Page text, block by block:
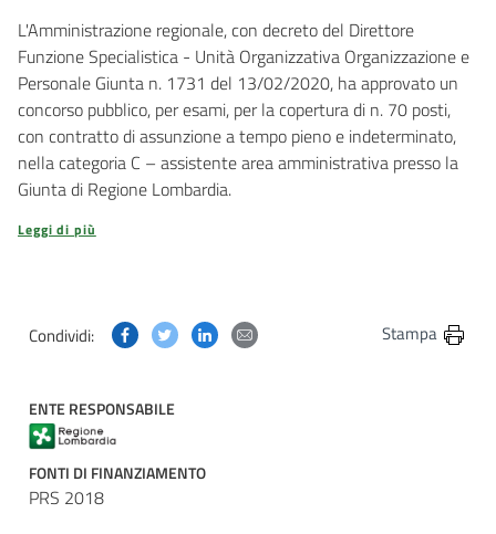
L'Amministrazione regionale, con decreto del Direttore
Funzione Specialistica - Unità Organizzativa Organizzazione e
Personale Giunta n. 1731 del 13/02/2020, ha approvato un
concorso pubblico, per esami, per la copertura di n. 70 posti,
con contratto di assunzione a tempo pieno e indeterminato,
nella categoria C – assistente area amministrativa presso la
Giunta di Regione Lombardia.
Leggi di più
Condividi: Condividi questa pagina su Facebook
Condividi questa pagina su Twitter
Condividi questa pagina su Linkedin
Condividi questa pagina via
Stampa
ENTE RESPONSABILE
FONTI DI FINANZIAMENTO
PRS 2018